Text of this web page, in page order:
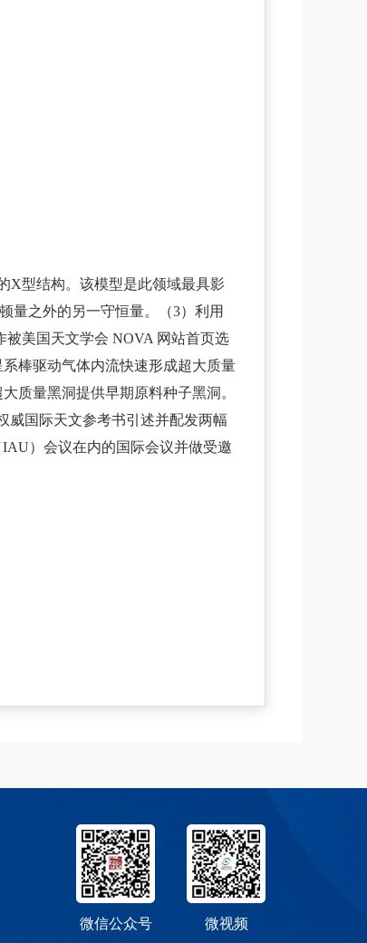
X型结构。该模型是此领域最具影
量之外的另一守恒量。（3）利用
被美国天文学会 NOVA 网站首页选
棒驱动气体内流快速形成超大质量
质量黑洞提供早期原料种子黑洞。
威国际天文参考书引述并配发两幅
）会议在内的国际会议并做受邀
微信公众号 微视频